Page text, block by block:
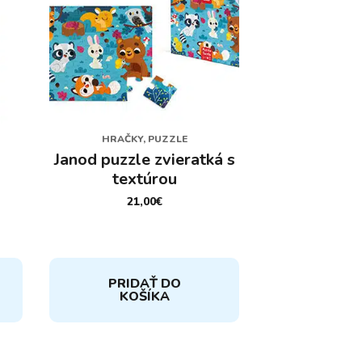
HRAČKY, PUZZLE
Janod puzzle zvieratká s
textúrou
21,00€
PRIDAŤ DO
KOŠÍKA